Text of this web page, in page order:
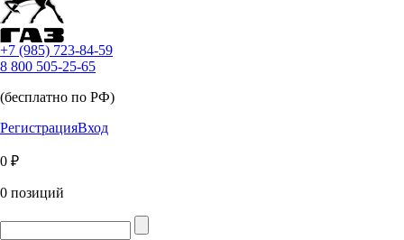
+7 (985) 723-84-59
8 800 505-25-65
(бесплатно по РФ)
РегистрацияВход
0 ₽
0 позиций